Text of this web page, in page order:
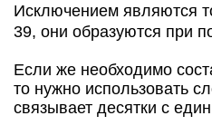
Исключением являются
39, они образуются при
Если же необходимо
то нужно использовать
связывает десятки с